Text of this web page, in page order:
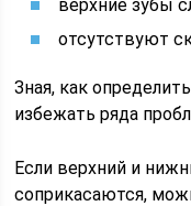
верхние зубы
отсутствуют
Зная, как
избежать ряда
Если верхний и
соприкасаются,